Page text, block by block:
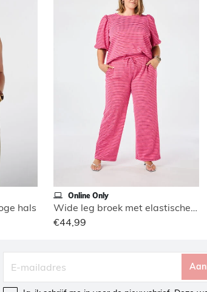
hals
Online Only
€44,99